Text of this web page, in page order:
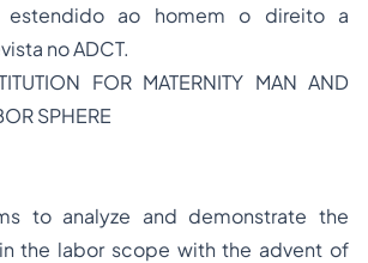
estendido ao homem o direito a
no ADCT.
FOR MATERNITY MAN AND
SPHERE
to analyze and demonstrate the
the labor scope with the advent of